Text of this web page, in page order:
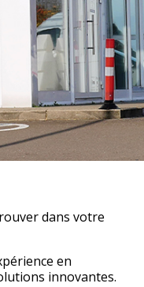
dans votre
en
innovantes.